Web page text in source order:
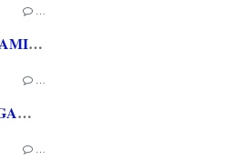
…
[REVUE LIVRE GAMING] 50 INDIES GAMES THAT CHANGED THE WORLD aux éditions BITMAP BOOKS
…
[REVUE LIVRES GAMING] I'M TOO YOUNG TO DIE et HURT ME PLENTY aux éditions BITMAP BOOKS
…